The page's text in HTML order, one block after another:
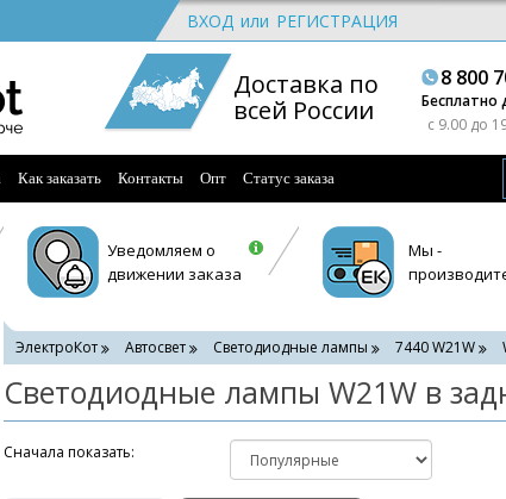
ВХОД или РЕГИСТРАЦИЯ
Доставка по
всей России
8 800
Бесплатно
c 9.00 до
Как заказать Контакты Опт Статус заказа
Уведомляем о
движении заказа
Мы -
ЭлектроКот Автосвет Светодиодные лампы 7440 W21W
Светодиодные лампы W21W в
Cначала показать: